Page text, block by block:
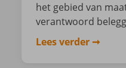
het gebied van
verantwoord
Lees verder